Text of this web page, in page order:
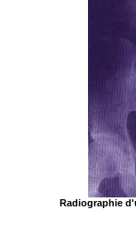
Radiographie